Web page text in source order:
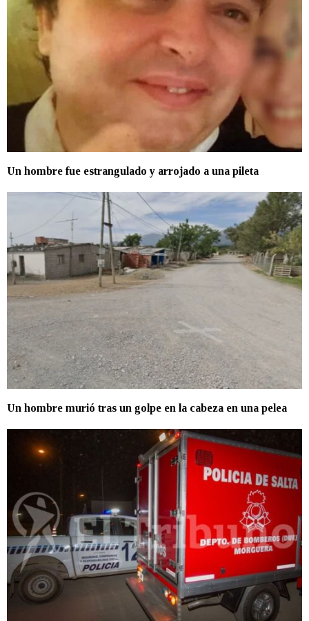
Un hombre fue estrangulado y arrojado a una pileta
Un hombre murió tras un golpe en la cabeza en una pelea